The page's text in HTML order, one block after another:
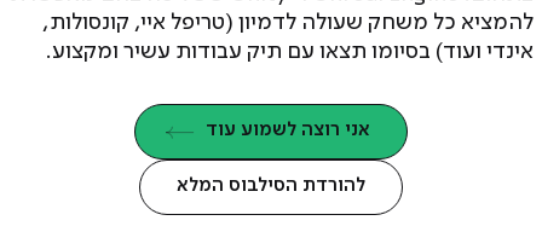
להמציא כל משחק שעולה לדמיון (טריפל איי, קונסולות,
אינדי ועוד) בסיומו תצאו עם תיק עבודות עשיר ומקצוע.
אני רוצה לשמוע עוד
להורדת הסילבוס המלא